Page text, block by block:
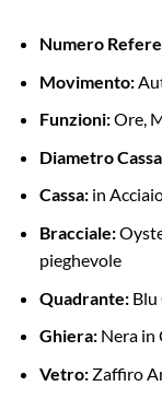
Numero
Movimento:
Funzioni:Ore,
Diametro
Cassa:in
Bracciale:
pieghevole
Quadrante:Blu
Ghiera:Nera in
Vetro:Zaffiro